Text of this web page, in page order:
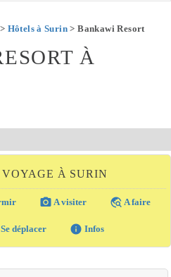
> Hôtels à Surin > Bankawi Resort
À
À SURIN
photo_camera A visiter travel_explore A faire
Se déplacer info Infos